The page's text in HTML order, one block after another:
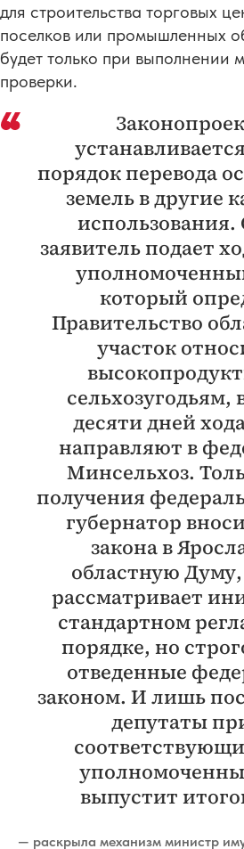
для строительства торговых
поселков или промышленных
будет только при выполнении
проверки.
порядок перевода
земель в другие
использования.
заявитель подает
который
Правительство
участок
сельхозугодьям,
десяти дней
направляют в
Минсельхоз.
получения
губернатор
закона в
областную
рассматривает
стандартном
порядке, но
отведенные
законом. И лишь
депутаты
выпустит
— раскрыла механизм министр